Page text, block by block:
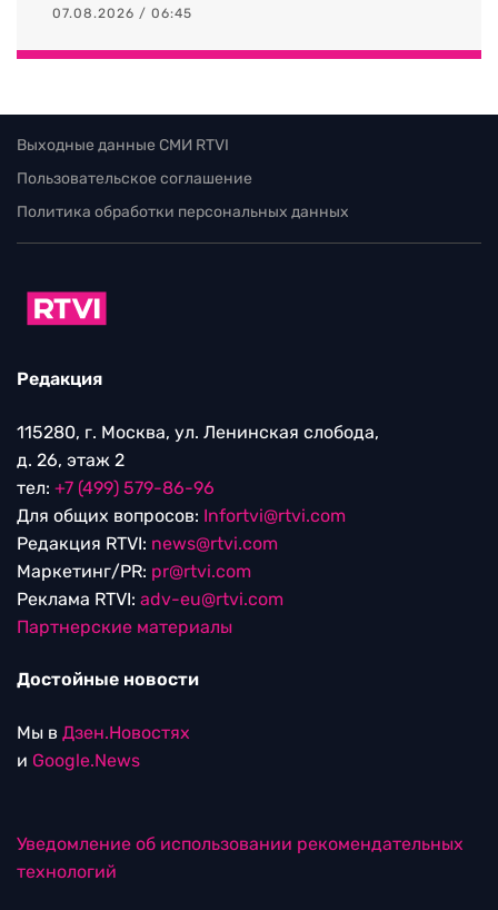
07.08.2026 / 06:45
Выходные данные СМИ RTVI
Пользовательское соглашение
Политика обработки персональных данных
Редакция
115280, г. Москва, ул. Ленинская слобода,
д. 26, этаж 2
тел: +7 (499) 579-86-96
Для общих вопросов: Infortvi@rtvi.com
Редакция RTVI: news@rtvi.com
Маркетинг/PR: pr@rtvi.com
Реклама RTVI: adv-eu@rtvi.com
Партнерские материалы
Достойные новости
Мы в Дзен.Новостях
и Google.News
Уведомление об использовании рекомендательных
технологий